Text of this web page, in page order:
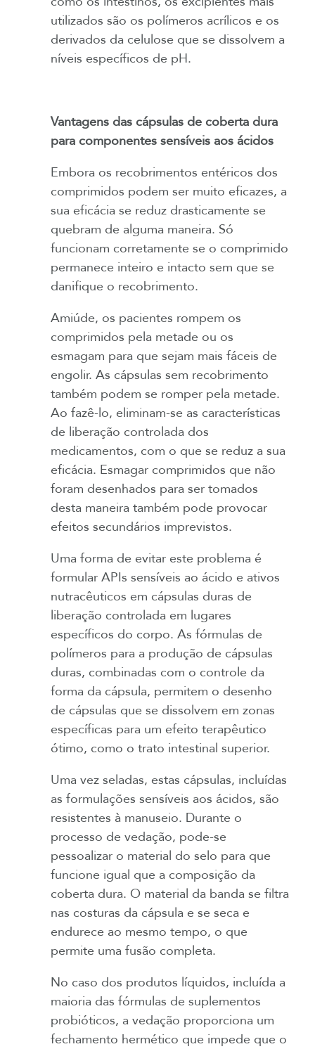
utilizados são os polímeros acrílicos e os
derivados da celulose que se dissolvem a
níveis específicos de pH.
Vantagens das cápsulas de coberta dura
para componentes sensíveis aos ácidos
Embora os recobrimentos entéricos dos
comprimidos podem ser muito eficazes, a
sua eficácia se reduz drasticamente se
quebram de alguma maneira. Só
funcionam corretamente se o comprimido
permanece inteiro e intacto sem que se
danifique o recobrimento.
Amiúde, os pacientes rompem os
comprimidos pela metade ou os
esmagam para que sejam mais fáceis de
engolir. As cápsulas sem recobrimento
também podem se romper pela metade.
Ao fazê-lo, eliminam-se as características
de liberação controlada dos
medicamentos, com o que se reduz a sua
eficácia. Esmagar comprimidos que não
foram desenhados para ser tomados
desta maneira também pode provocar
efeitos secundários imprevistos.
Uma forma de evitar este problema é
formular APIs sensíveis ao ácido e ativos
nutracêuticos em cápsulas duras de
liberação controlada em lugares
específicos do corpo. As fórmulas de
polímeros para a produção de cápsulas
duras, combinadas com o controle da
forma da cápsula, permitem o desenho
de cápsulas que se dissolvem em zonas
específicas para um efeito terapêutico
ótimo, como o trato intestinal superior.
Uma vez seladas, estas cápsulas, incluídas
as formulações sensíveis aos ácidos, são
resistentes à manuseio. Durante o
processo de vedação, pode-se
pessoalizar o material do selo para que
funcione igual que a composição da
coberta dura. O material da banda se filtra
nas costuras da cápsula e se seca e
endurece ao mesmo tempo, o que
permite uma fusão completa.
No caso dos produtos líquidos, incluída a
maioria das fórmulas de suplementos
probióticos, a vedação proporciona um
fechamento hermético que impede que o